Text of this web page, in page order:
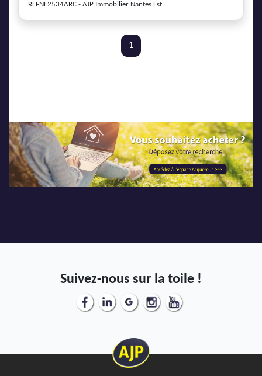
REFNE2534ARC - AJP Immobilier Nantes Est
1
Suivez-nous sur la toile !